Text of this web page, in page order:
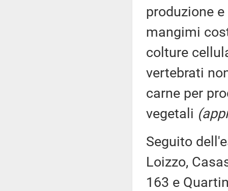
produzione
mangimi
colture
vertebrati
carne per
vegetali
Seguito
Loizzo,
163 e